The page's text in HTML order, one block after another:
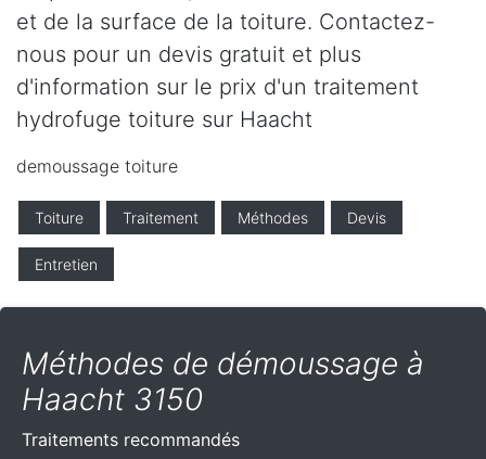
et de la surface de la toiture. Contactez-
nous pour un devis gratuit et plus
d'information sur le prix d'un traitement
hydrofuge toiture sur Haacht
demoussage toiture
Toiture Traitement Méthodes Devis
Entretien
Méthodes de démoussage à
Haacht 3150
Traitements recommandés